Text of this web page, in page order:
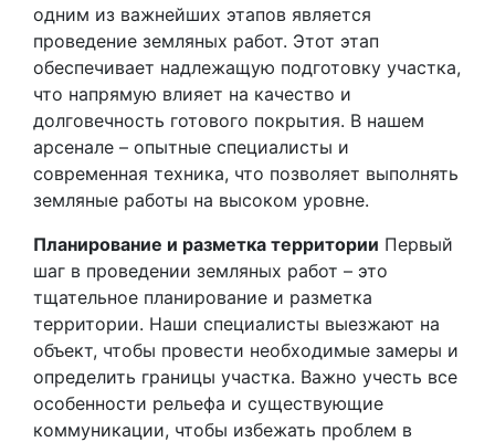
одним из важнейших этапов является
проведение земляных работ. Этот этап
обеспечивает надлежащую подготовку участка,
что напрямую влияет на качество и
долговечность готового покрытия. В нашем
арсенале – опытные специалисты и
современная техника, что позволяет выполнять
земляные работы на высоком уровне.
Планирование и разметка территории Первый
шаг в проведении земляных работ – это
тщательное планирование и разметка
территории. Наши специалисты выезжают на
объект, чтобы провести необходимые замеры и
определить границы участка. Важно учесть все
особенности рельефа и существующие
коммуникации, чтобы избежать проблем в